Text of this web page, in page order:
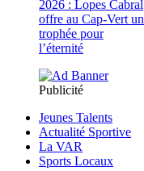
2026 : Lopes Cabral
offre au Cap-Vert un
trophée pour
l’éternité
Publicité
Jeunes Talents
Actualité Sportive
La VAR
Sports Locaux